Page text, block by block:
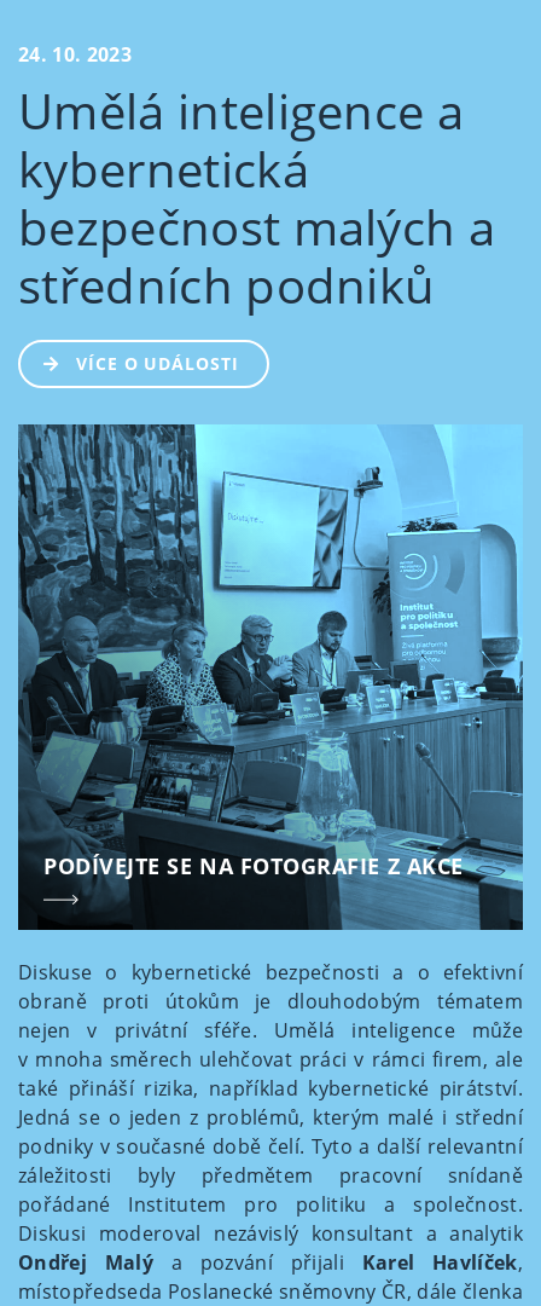
24. 10. 2023
Umělá inteligence a
kybernetická
bezpečnost malých a
středních podniků
VÍCE O UDÁLOSTI
PODÍVEJTE SE NA FOTOGRAFIE Z AKCE
Diskuse o kybernetické bezpečnosti a o efektivní
obraně proti útokům je dlouhodobým tématem
nejen v privátní sféře. Umělá inteligence může
v mnoha směrech ulehčovat práci v rámci firem, ale
také přináší rizika, například kybernetické pirátství.
Jedná se o jeden z problémů, kterým malé i střední
podniky v současné době čelí. Tyto a další relevantní
záležitosti byly předmětem pracovní snídaně
pořádané Institutem pro politiku a společnost.
Diskusi moderoval nezávislý konsultant a analytik
Ondřej Malýa pozvání přijali Karel Havlíček,
místopředseda Poslanecké sněmovny ČR, dále členka